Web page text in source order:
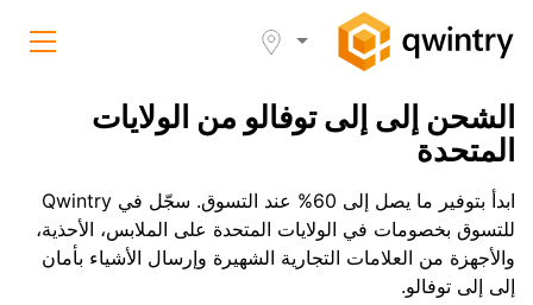
الشحن إلى إلى توفالو من الولايات
المتحدة
ابدأ بتوفير ما يصل إلى 60% عند التسوق. سجّل في Qwintry
للتسوق بخصومات في الولايات المتحدة على الملابس، الأحذية،
والأجهزة من العلامات التجارية الشهيرة وإرسال الأشياء بأمان
إلى إلى توفالو.